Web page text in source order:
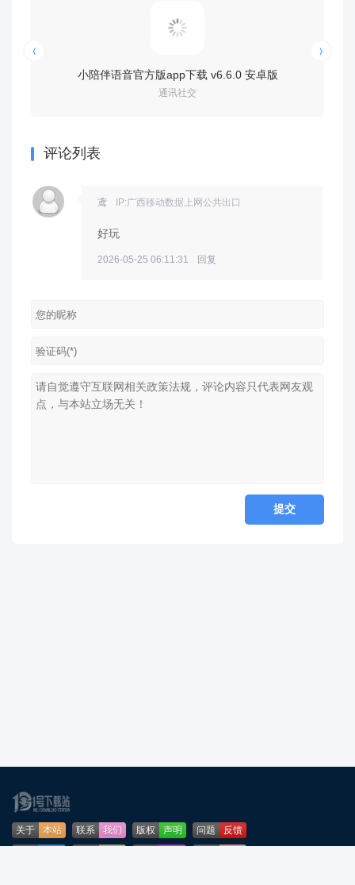
小陪伴语音官方版app下载 v6.6.0 安卓版
通讯社交
评论列表
鸢 IP:广西移动数据上网公共出口
好玩
2026-05-25 06:11:31 回复
关于 本站 联系 我们 版权 声明 问题
反馈